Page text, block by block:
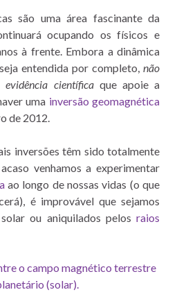
são uma área fascinante da
ocupando os físicos e
à frente. Embora a dinâmica
entendida por completo, não
evidência científicaque apoie a
uma inversão geomagnética
de 2012.
inversões têm sido totalmente
venhamos a experimentar
ao longo de nossas vidas (o que
é improvável que sejamos
ou aniquilados pelos raios